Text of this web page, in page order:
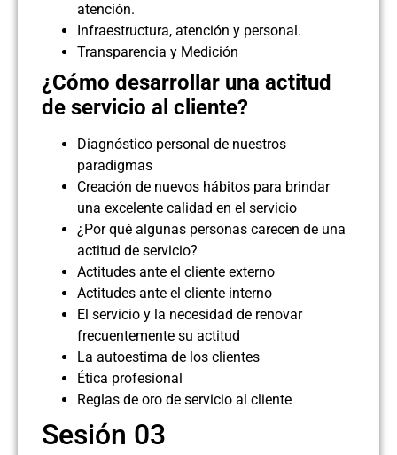
atención.
Infraestructura, atención y personal.
Transparencia y Medición
¿Cómo desarrollar una actitud
de servicio al cliente?
Diagnóstico personal de nuestros
paradigmas
Creación de nuevos hábitos para brindar
una excelente calidad en el servicio
¿Por qué algunas personas carecen de una
actitud de servicio?
Actitudes ante el cliente externo
Actitudes ante el cliente interno
El servicio y la necesidad de renovar
frecuentemente su actitud
La autoestima de los clientes
Ética profesional
Reglas de oro de servicio al cliente
Sesión 03